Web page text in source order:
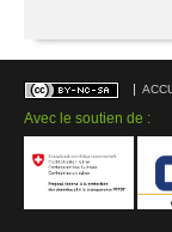
Avec le soutien de :